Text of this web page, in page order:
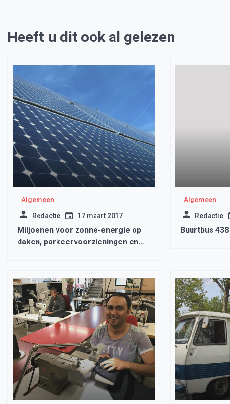
Heeft u dit ook al gelezen
Algemeen
Redactie 17 maart 2017
Miljoenen voor zonne-energie op
daken, parkeervoorzieningen en
Algemeen
Redactie
Buurtbus